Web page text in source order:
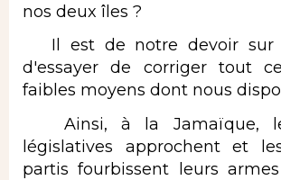
nos deux îles ?
Il est de notre devoir sur
d'essayer de corriger tout
faibles moyens dont nous
Ainsi, à la Jamaïque,
législatives approchent et
partis fourbissent leurs